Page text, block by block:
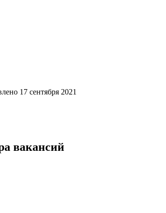
17 сентября 2021
вакансий